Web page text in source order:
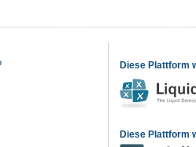
Diese Plattform
Diese Plattform